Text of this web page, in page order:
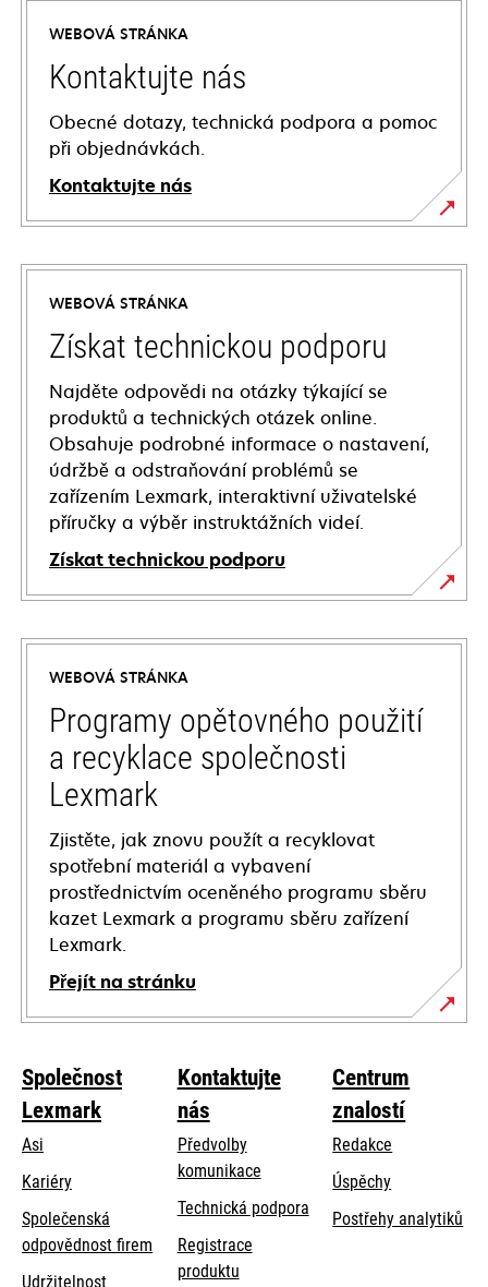
WEBOVÁ STRÁNKA
Kontaktujte nás
Obecné dotazy, technická podpora a pomoc
při objednávkách.
Kontaktujte nás
WEBOVÁ STRÁNKA
Získat technickou podporu
Najděte odpovědi na otázky týkající se
produktů a technických otázek online.
Obsahuje podrobné informace o nastavení,
údržbě a odstraňování problémů se
zařízením Lexmark, interaktivní uživatelské
příručky a výběr instruktážních videí.
Získat technickou podporu
opens
in
new
tab
WEBOVÁ STRÁNKA
Programy opětovného použití
a recyklace společnosti
Lexmark
Zjistěte, jak znovu použít a recyklovat
spotřební materiál a vybavení
prostřednictvím oceněného programu sběru
kazet Lexmark a programu sběru zařízení
Lexmark.
Přejít na stránku
Společnost
Lexmark
Asi
Kariéry
Společenská
odpovědnost firem opens
Udržitelnost
Kontaktujte
nás
Předvolby
komunikace
Technická podporaopens
Registrace
produktu
Centrum
znalostí
Redakce
Úspěchy
Postřehy analytiků